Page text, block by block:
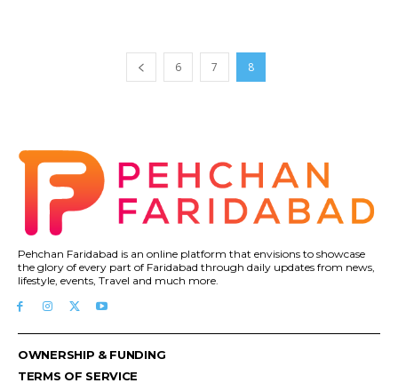
6 7 8
Pehchan Faridabad is an online platform that envisions to showcase
the glory of every part of Faridabad through daily updates from news,
lifestyle, events, Travel and much more.
OWNERSHIP & FUNDING
TERMS OF SERVICE